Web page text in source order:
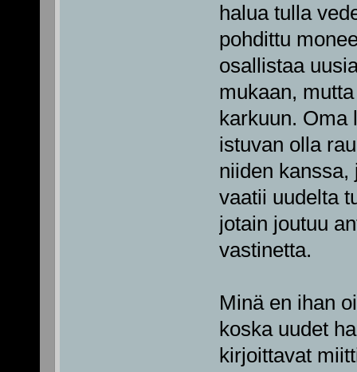
halua tulla
pohdittu
osallistaa
mukaan,
karkuun. Oma
istuvan olla
niiden kanssa,
vaatii uudelta
jotain joutuu
vastinetta.
Minä en ihan
koska uudet
kirjoittavat